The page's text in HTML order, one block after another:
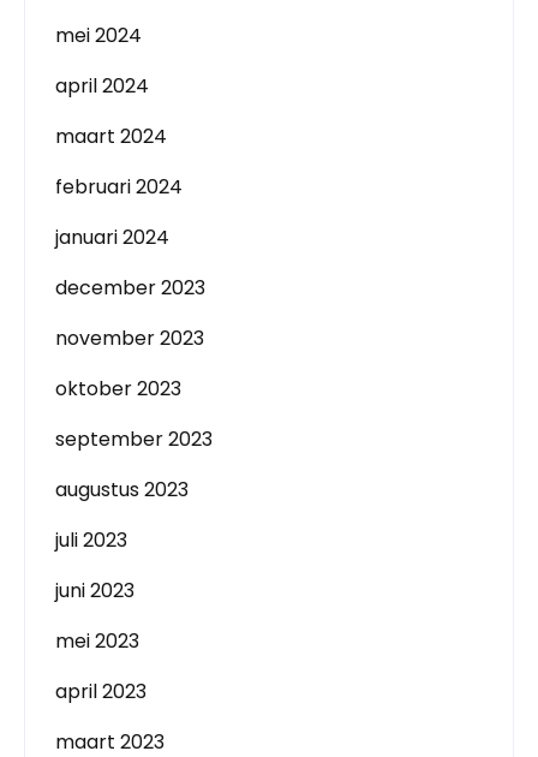
mei 2024
april 2024
maart 2024
februari 2024
januari 2024
december 2023
november 2023
oktober 2023
september 2023
augustus 2023
juli 2023
juni 2023
mei 2023
april 2023
maart 2023